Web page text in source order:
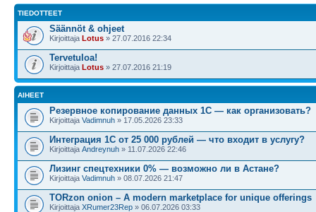
TIEDOTTEET
Säännöt & ohjeet
Kirjoittaja Lotus » 27.07.2016 22:34
Tervetuloa!
Kirjoittaja Lotus » 27.07.2016 21:19
AIHEET
Резервное копирование данных 1С — как организовать?
Kirjoittaja Vadimnuh » 17.05.2026 23:33
Интеграция 1С от 25 000 рублей — что входит в услугу?
Kirjoittaja Andreynuh » 11.07.2026 22:46
Лизинг спецтехники 0% — возможно ли в Астане?
Kirjoittaja Vadimnuh » 08.07.2026 21:47
TORzon onion – A modern marketplace for unique offerings
Kirjoittaja XRumer23Rep » 06.07.2026 03:33